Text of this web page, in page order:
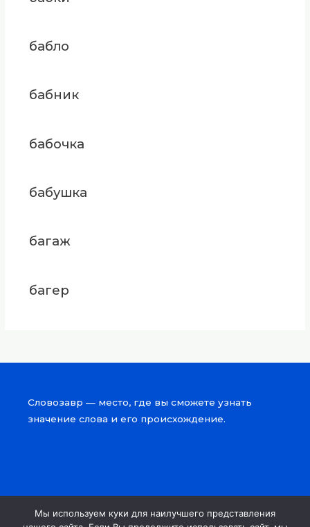
бабло
бабник
бабочка
бабушка
багаж
багер
Словозавр — место, где вы сможете узнать
значение слова и его происхождение.
Copyright © 2026 Словозавр
Мы используем куки для наилучшего представления